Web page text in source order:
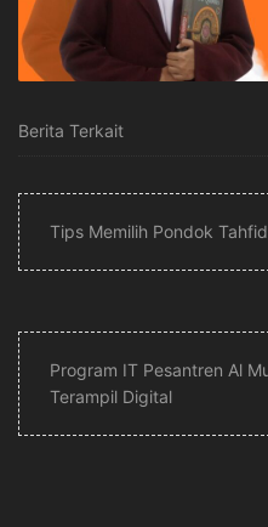
Berita Terkait
Tips Memilih Pondok
Program IT Pesantren Al
Terampil Digital